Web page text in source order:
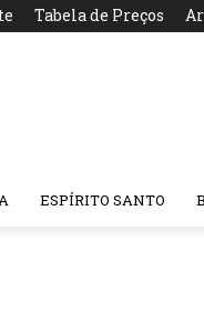
Tabela de Preços
ESPÍRITO SANTO